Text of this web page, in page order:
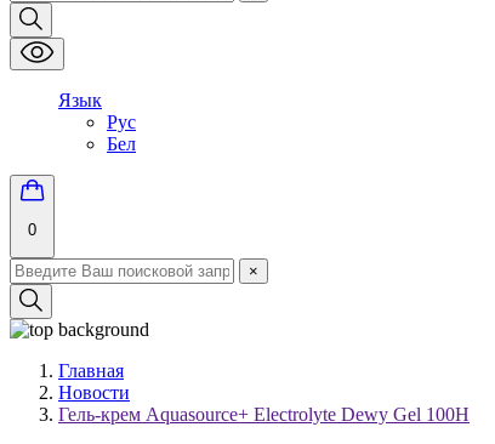
Язык
Рус
Бел
0
×
Главная
Новости
Гель-крем Aquasource+ Electrolyte Dewy Gel 100H